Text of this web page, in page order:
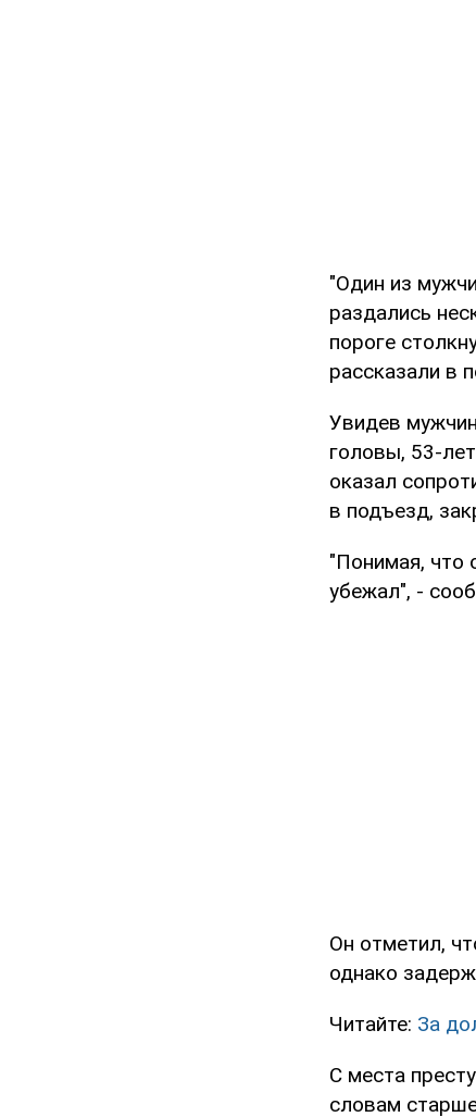
"Один из
раздались
пороге
рассказали в
Увидев
головы, 53-
оказал
в подъезд,
"Понимая, что
убежал", -
Он отметил,
однако
Читайте: За
С места
словам